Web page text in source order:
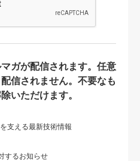
ガが配信されます。任意
信されません。不要なも
いただけます。
支える最新技術情報
するお知らせ